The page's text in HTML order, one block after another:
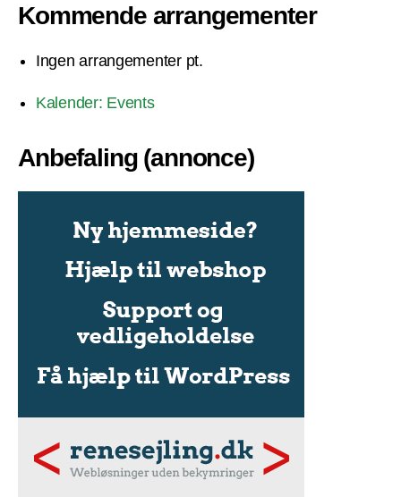
Kommende arrangementer
Ingen arrangementer pt.
Kalender: Events
Anbefaling (annonce)